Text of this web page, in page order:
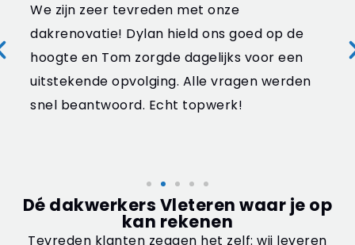
We zijn zeer tevreden met onze
dakrenovatie! Dylan hield ons goed op de
hoogte en Tom zorgde dagelijks voor een
uitstekende opvolging. Alle vragen werden
snel beantwoord. Echt topwerk!
Dé dakwerkers Vleteren waar je op
kan rekenen
Tevreden klanten zeggen het zelf: wij leveren